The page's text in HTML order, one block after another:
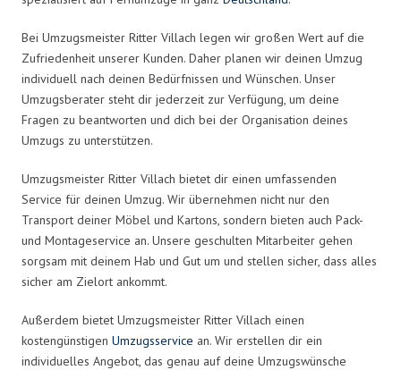
Bei Umzugsmeister Ritter Villach legen wir großen Wert auf die
Zufriedenheit unserer Kunden. Daher planen wir deinen Umzug
individuell nach deinen Bedürfnissen und Wünschen. Unser
Umzugsberater steht dir jederzeit zur Verfügung, um deine
Fragen zu beantworten und dich bei der Organisation deines
Umzugs zu unterstützen.
Umzugsmeister Ritter Villach bietet dir einen umfassenden
Service für deinen Umzug. Wir übernehmen nicht nur den
Transport deiner Möbel und Kartons, sondern bieten auch Pack-
und Montageservice an. Unsere geschulten Mitarbeiter gehen
sorgsam mit deinem Hab und Gut um und stellen sicher, dass alles
sicher am Zielort ankommt.
Außerdem bietet Umzugsmeister Ritter Villach einen
kostengünstigen Umzugsservice an. Wir erstellen dir ein
individuelles Angebot, das genau auf deine Umzugswünsche